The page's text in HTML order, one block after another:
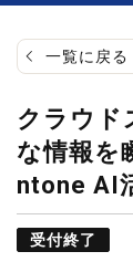
一覧に戻る
クラウ
な情報を
ntone AI
受付終了